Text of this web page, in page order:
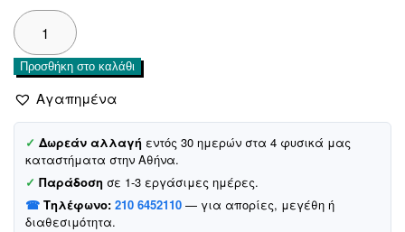
Joyce
φούτερ
ζακέτα
με
κουκούλα
από
λεπτό
ύφασμα
«Red
Legends»
ποσότητα
Προσθήκη στο καλάθι
Αγαπημένα
✓ Δωρεάν αλλαγή εντός 30 ημερών στα 4 φυσικά μας
καταστήματα στην Αθήνα.
✓ Παράδοση σε 1-3 εργάσιμες ημέρες.
☎ Τηλέφωνο: 210 6452110 — για απορίες, μεγέθη ή
διαθεσιμότητα.